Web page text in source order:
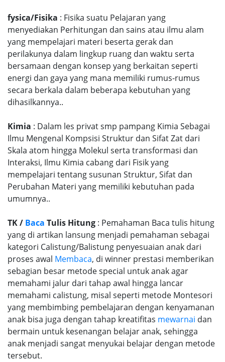
fysica/Fisika : Fisika suatu Pelajaran yang
menyediakan Perhitungan dan sains atau ilmu alam
yang mempelajari materi beserta gerak dan
perilakunya dalam lingkup ruang dan waktu serta
bersamaan dengan konsep yang berkaitan seperti
energi dan gaya yang mana memiliki rumus-rumus
secara berkala dalam beberapa kebutuhan yang
dihasilkannya..
Kimia : Dalam les privat smp pampang Kimia Sebagai
Ilmu Mengenal Kompsisi Struktur dan Sifat Zat dari
Skala atom hingga Molekul serta transformasi dan
Interaksi, Ilmu Kimia cabang dari Fisik yang
mempelajari tentang susunan Struktur, Sifat dan
Perubahan Materi yang memiliki kebutuhan pada
umumnya..
TK / Baca Tulis Hitung : Pemahaman Baca tulis hitung
yang di artikan lansung menjadi pemahaman sebagai
kategori Calistung/Balistung penyesuaian anak dari
proses awal Membaca, di winner prestasi memberikan
sebagian besar metode special untuk anak agar
memahami jalur dari tahap awal hingga lancar
memahami calistung, misal seperti metode Montesori
yang membimbing pembelajaran dengan kenyamanan
anak bisa juga dengan tahap kreatifitas mewarnai dan
bermain untuk kesenangan belajar anak, sehingga
anak menjadi sangat menyukai belajar dengan metode
tersebut.